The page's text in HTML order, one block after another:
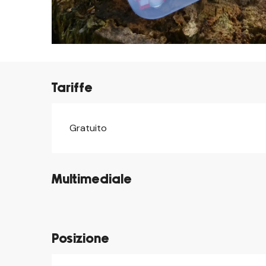
Tariffe
Tariffe 2026
Gratuito
Multimediale
©
Posizione